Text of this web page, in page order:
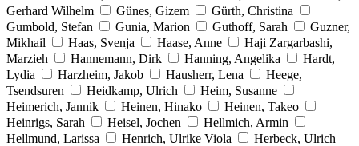
Gerhard Wilhelm
Günes, Gizem
Gürth, Christina
Gumbold, Stefan
Gunia, Marion Guthoff, Sarah
Guzner,
Mikhail
Haas, Svenja Haase, Anne
Haji Zargarbashi,
Marzieh
Hannemann, Dirk Hanning, Angelika
Hardt,
Lydia
Harzheim, Jakob Hausherr, Lena
Heege,
Tsendsuren
Heidkamp, Ulrich
Heim, Susanne
Heimerich, Jannik
Heinen, Hinako
Heinen, Takeo
Heinrigs, Sarah
Heisel, Jochen
Hellmich, Armin
Hellmund, Larissa
Henrich, Ulrike Viola
Herbeck, Ulrich